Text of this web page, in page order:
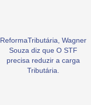
ReformaTributária, Wagner
Souza diz que O STF
precisa reduzir a carga
Tributária.